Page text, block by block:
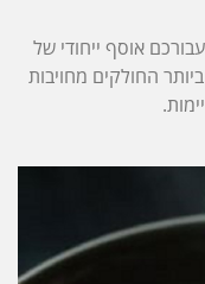
אוסף ייחודי של
ביותר החולקים מחויבות